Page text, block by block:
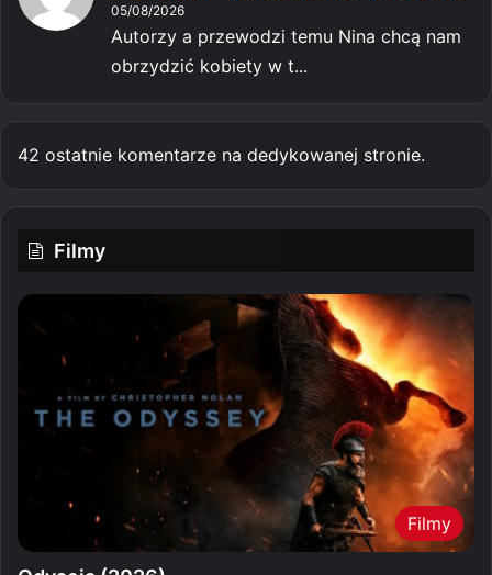
05/08/2026
Autorzy a przewodzi temu Nina chcą nam
obrzydzić kobiety w t...
42 ostatnie komentarze na dedykowanej stronie.
Filmy
Filmy